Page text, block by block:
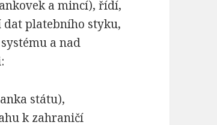
a mincí), řídí,
platebního styku,
a nad
státu),
k zahraničí